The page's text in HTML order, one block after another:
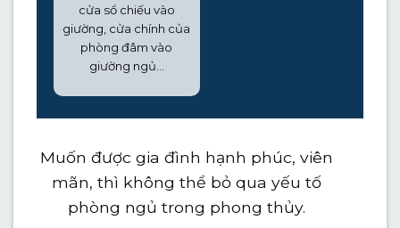
cửa sổ chiếu vào
giường, cửa chính của
phòng đâm vào
giường ngủ…
Muốn được gia đình hạnh phúc, viên
mãn, thì không thể bỏ qua yếu tố
phòng ngủ trong phong thủy.